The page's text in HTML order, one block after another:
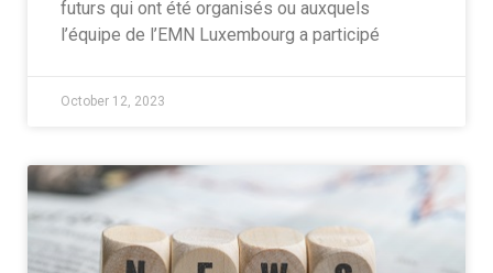
futurs qui ont été organisés ou auxquels
l’équipe de l’EMN Luxembourg a participé
October 12, 2023